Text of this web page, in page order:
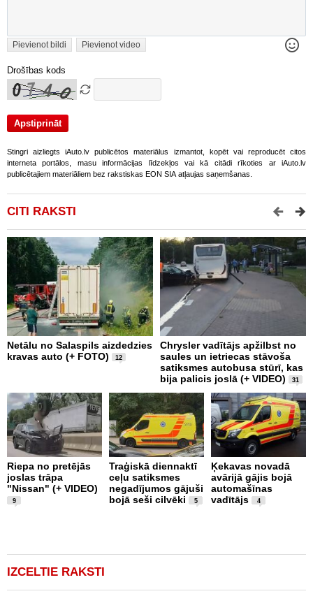
Pievienot bildi Pievienot video
Drošības kods
Stingri aizliegts iAuto.lv publicētos materiālus izmantot, kopēt vai reproducēt citos
interneta portālos, masu informācijas līdzekļos vai kā citādi rīkoties ar iAuto.lv
publicētajiem materiāliem bez rakstiskas EON SIA atļaujas saņemšanas.
CITI RAKSTI
Netālu no Salaspils aizdedzies
kravas auto (+ FOTO)
12
Chrysler vadītājs apžilbst no
saules un ietriecas stāvoša
satiksmes autobusa stūrī, kas
bija palicis joslā (+ VIDEO)
31
Riepa no pretējās
joslas trāpa
"Nissan" (+ VIDEO)
9
Traģiskā diennaktī
ceļu satiksmes
negadījumos gājuši
bojā seši cilvēki
5
Ķekavas novadā
avārijā gājis bojā
automašīnas
vadītājs
4
IZCELTIE RAKSTI